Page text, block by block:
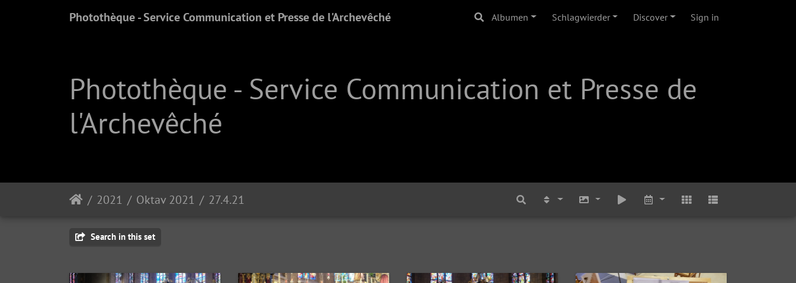
Photothèque - Service Communication et Presse de l'Archevêché Albumen Schlagwierder Discover Sign in
Photothèque - Service Communication et Presse de
l'Archevêché
2021 Oktav 2021 27.4.21
Search in this set